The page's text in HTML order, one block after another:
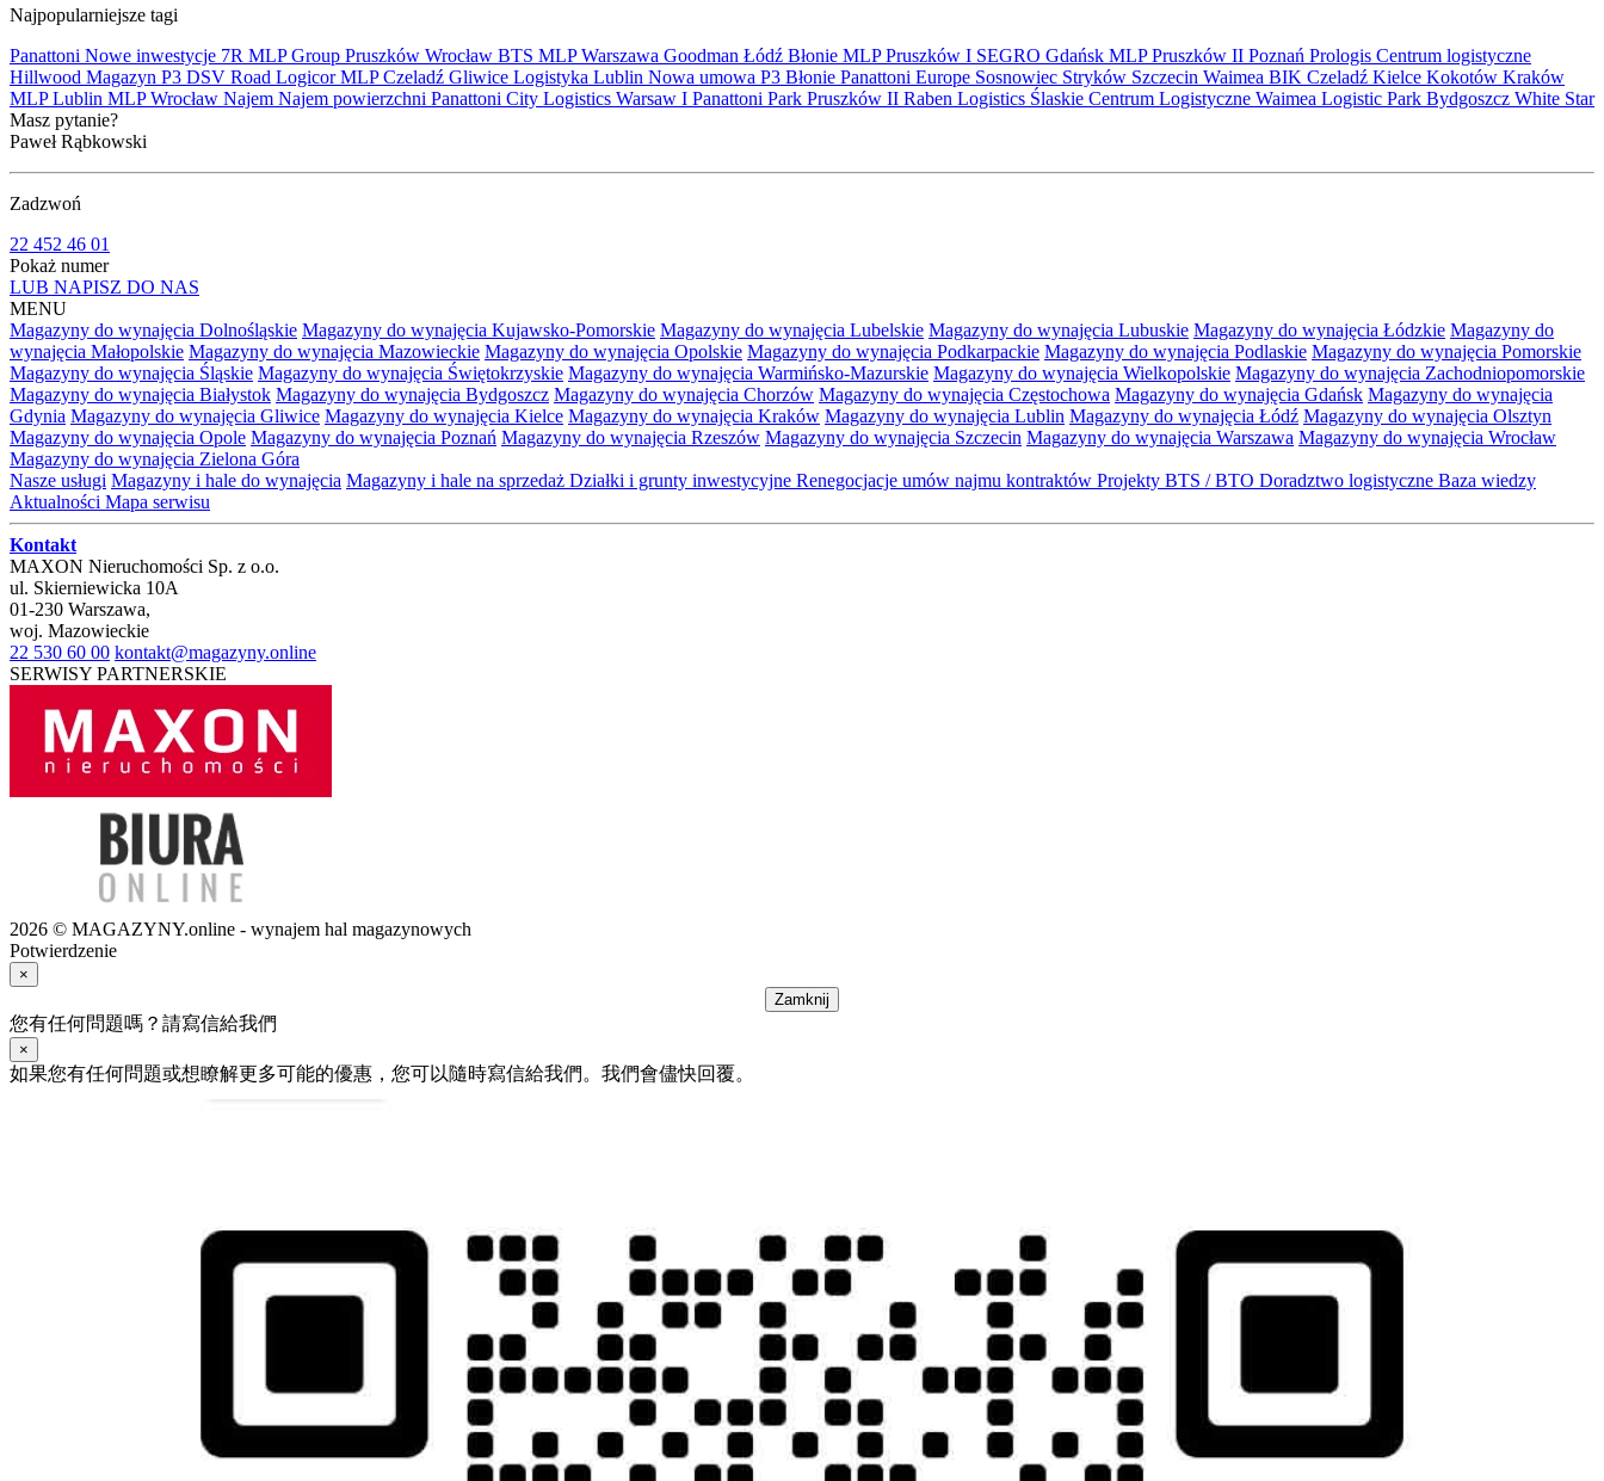
Najpopularniejsze tagi
Panattoni Nowe inwestycje 7R MLP Group Pruszków Wrocław BTS MLPWarszawa Goodman Łódź Błonie MLP Pruszków I SEGRO Gdańsk MLP Pruszków II Poznań Prologis Centrum logistyczne
Hillwood Magazyn P3 DSV Road LogicorMLP Czeladź Gliwice Logistyka Lublin Nowa umowa P3 Błonie Panattoni Europe Sosnowiec Stryków Szczecin Waimea BIK Czeladź Kielce Kokotów Kraków
MLP Lublin MLP Wrocław Najem Najem powierzchni Panattoni City Logistics Warsaw I Panattoni Park Pruszków II Raben Logistics Ślaskie Centrum Logistyczne Waimea Logistic Park Bydgoszcz White Star
Masz pytanie?
Paweł Rąbkowski
Zadzwoń
22 452 46 01
Pokaż numer
LUB NAPISZ DO NAS
MENU
Magazyny do wynajęcia Dolnośląskie Magazyny do wynajęcia Kujawsko-Pomorskie Magazyny do wynajęcia Lubelskie Magazyny do wynajęcia Lubuskie Magazyny do wynajęcia Łódzkie Magazyny do
wynajęcia Małopolskie Magazyny do wynajęcia Mazowieckie Magazyny do wynajęcia Opolskie Magazyny do wynajęcia Podkarpackie Magazyny do wynajęcia Podlaskie Magazyny do wynajęcia Pomorskie
Magazyny do wynajęcia Śląskie Magazyny do wynajęcia Świętokrzyskie Magazyny do wynajęcia Warmińsko-Mazurskie Magazyny do wynajęcia Wielkopolskie Magazyny do wynajęcia Zachodniopomorskie
Magazyny do wynajęcia Białystok Magazyny do wynajęcia Bydgoszcz Magazyny do wynajęcia Chorzów Magazyny do wynajęcia Częstochowa Magazyny do wynajęcia Gdańsk Magazyny do wynajęcia
Gdynia Magazyny do wynajęcia Gliwice Magazyny do wynajęcia Kielce Magazyny do wynajęcia Kraków Magazyny do wynajęcia Lublin Magazyny do wynajęcia Łódź Magazyny do wynajęcia Olsztyn
Magazyny do wynajęcia Opole Magazyny do wynajęcia Poznań Magazyny do wynajęcia Rzeszów Magazyny do wynajęcia Szczecin Magazyny do wynajęcia Warszawa Magazyny do wynajęcia Wrocław
Magazyny do wynajęcia Zielona Góra
Nasze usługi Magazyny i hale do wynajęcia Magazyny i hale na sprzedaż Działki i grunty inwestycyjne Renegocjacje umów najmu kontraktów Projekty BTS / BTO Doradztwo logistyczne Baza wiedzy
Aktualności Mapa serwisu
Kontakt
MAXON Nieruchomości Sp. z o.o.
ul. Skierniewicka 10A
01-230 Warszawa,
woj. Mazowieckie
22 530 60 00 kontakt@magazyny.online
SERWISY PARTNERSKIE
2026 © MAGAZYNY.online - wynajem hal magazynowych
Potwierdzenie
×
Zamknij
您有任何問題嗎？請寫信給我們
×
如果您有任何問題或想瞭解更多可能的優惠，您可以隨時寫信給我們。我們會儘快回覆。